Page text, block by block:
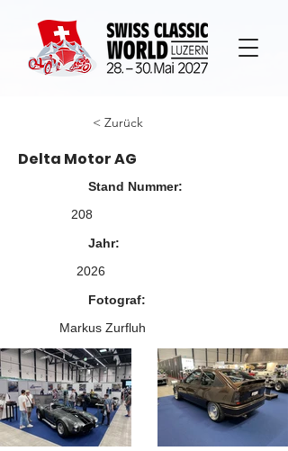
< Zurück
Delta Motor AG
Stand Nummer:
208
Jahr:
2026
Fotograf:
Markus Zurfluh